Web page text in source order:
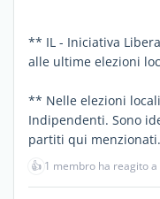
** IL - Iniciativa
alle ultime elezioni
** Nelle elezioni
Indipendenti. Sono
partiti qui menzionati.
👍 1 membro ha reagito